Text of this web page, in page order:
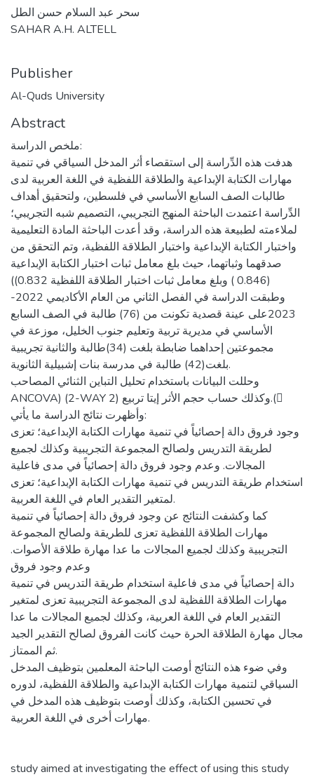
سحر عبد السلام حسن الطل
SAHAR A.H. ALTELL
Publisher
Al-Quds University
Abstract
ملخص الدراسة:
هدفت هذه الدِّراسة إلى استقصاء أثر المدخل السياقي في تنمية
مهارات الكتابة الإبداعية والطلاقة اللفظية في اللغة العربية لدى
طالبات الصف السابع الأساسي في فلسطين، ولتحقيق أهداف
الدِّراسة اعتمدت الباحثة المنهج التجريبي، التصميم شبه التجريبي؛
لملاءمته لطبيعة هذه الدراسة، وقد أعدت الباحثة المادة التعليمية
واختبار الكتابة الإبداعية واختبار الطلاقة اللفظية، وتم التحقق من
صدقهما وثباتهما، حيث بلغ معامل ثبات اختبار الكتابة الإبداعية
(0.846 ) وبلغ معامل ثبات اختبار الطلاقة اللفظية 0.832))
وطبقت الدراسة في الفصل الثاني من العام الأكاديمي 2022-
2023على عينة قصدية تكونت من (76) طالبة في الصف السابع
الأساسي في مديرية تربية وتعليم جنوب الخليل، موزعة في
مجموعتين إحداهما ضابطة بلغت (34)طالبة والثانية تجريبية
بلغت(42) طالبة في مدرسة بنات إشبيلية الثانوية.
وحللت البيانات باستخدام تحليل التباين الثنائي المصاحب
ANCOVA) (2-WAY وكذلك حساب حجم الأثر إيتا تربيع (2.(
وأظهرت نتائج الدراسة ما يأتي:
وجود فروق دالة إحصائياً في تنمية مهارات الكتابة الإبداعية؛ تعزى
لطريقة التدريس ولصالح المجموعة التجريبية وكذلك لجميع
المجالات. وعدم وجود فروق دالة إحصائياً في مدى فاعلية
استخدام طريقة التدريس في تنمية مهارات الكتابة الإبداعية؛ تعزى
لمتغير التقدير العام في اللغة العربية.
كما وكشفت النتائج عن وجود فروق دالة إحصائياً في تنمية
مهارات الطلاقة اللفظية تعزى للطريقة ولصالح المجموعة
التجريبية وكذلك لجميع المجالات ما عدا مهارة طلاقة الأصوات.
وعدم وجود فروق
دالة إحصائياً في مدى فاعلية استخدام طريقة التدريس في تنمية
مهارات الطلاقة اللفظية لدى المجموعة التجريبية تعزى لمتغير
التقدير العام في اللغة العربية، وكذلك لجميع المجالات ما عدا
مجال مهارة الطلاقة الحرة حيث كانت الفروق لصالح التقدير الجيد
ثم الممتاز.
وفي ضوء هذه النتائج أوصت الباحثة المعلمين بتوظيف المدخل
السياقي لتنمية مهارات الكتابة الإبداعية والطلاقة اللفظية، لدوره
في تحسين الكتابة، وكذلك أوصت بتوظيف هذه المدخل في
مهارات أخرى في اللغة العربية.
study aimed at investigating the effect of using this study